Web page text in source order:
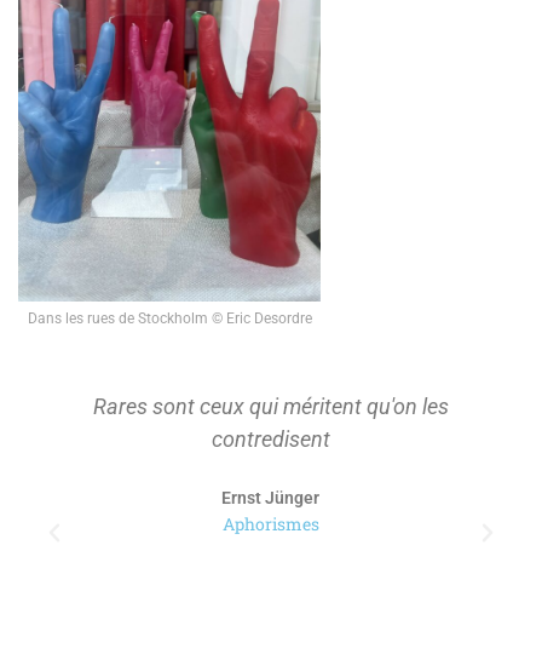
Dans les rues de Stockholm © Eric Desordre
Rares sont ceux qui méritent qu'on les
contredisent
Ernst Jünger
Aphorismes